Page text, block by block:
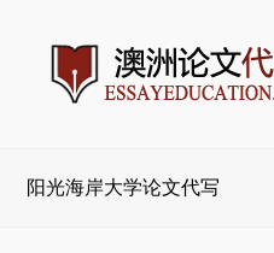
阳光海岸大学论文代写